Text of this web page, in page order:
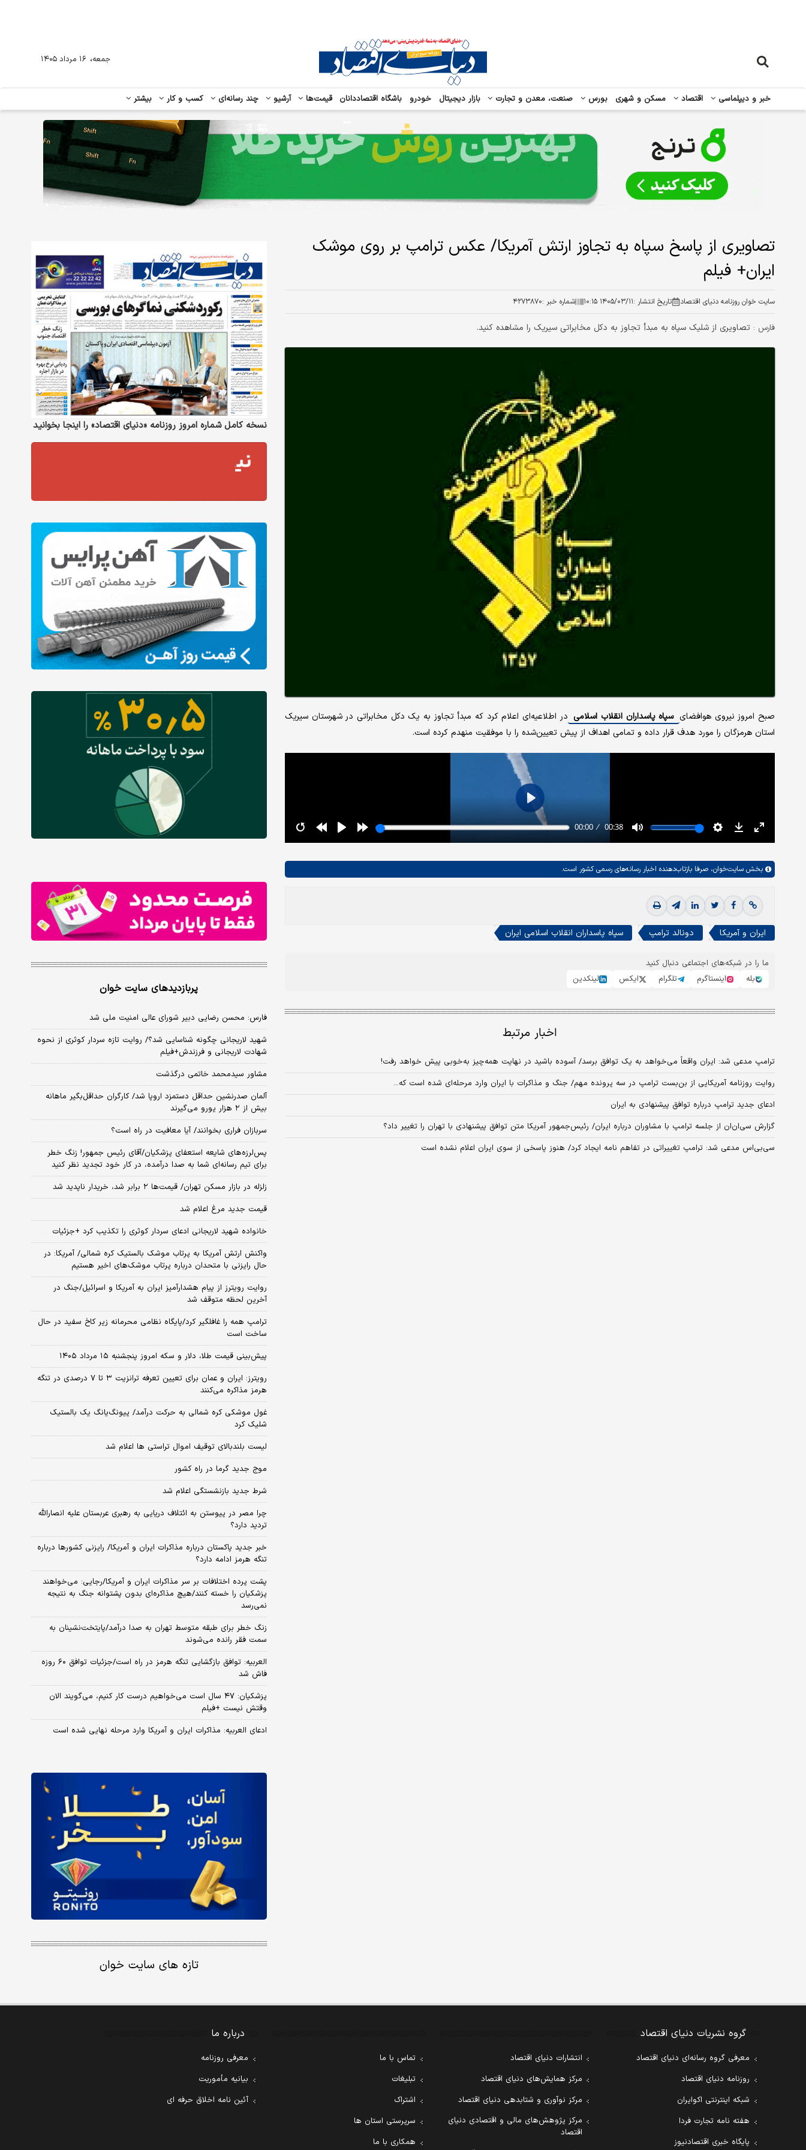
خبر و دیپلماسی اقتصاد مسکن و شهری بورس صنعت، معدن و تجارت بازار دیجیتال خودرو باشگاه اقتصاددانان قیمت‌ها آرشیو چند رسانه‌ای کسب و کار بیشتر
جمعه، ۱۶ مرداد ۱۴۰۵
تصاویری از پاسخ سپاه به تجاوز ارتش آمریکا/ عکس ترامپ بر روی موشک
ایران+ فیلم
سایت خوان روزنامه دنیای اقتصاد تاریخ انتشار :۱۴۰۵/۰۳/۱۱ ۱۰:۱۵ شماره خبر :۴۲۷۳۸۷۰
فارس : تصاویری از شلیک سپاه به مبدأ تجاوز به دکل مخابراتی سیریک را مشاهده کنید.
صبح امروز نیروی هوافضای سپاه پاسداران انقلاب اسلامی در اطلاعیه‌ای اعلام کرد که مبدأ تجاوز به یک دکل مخابراتی در شهرستان سیریک
استان هرمزگان را مورد هدف قرار داده و تمامی اهداف از پیش تعیین‌شده را با موفقیت منهدم کرده است.
بخش سایت‌خوان، صرفا بازتاب‌دهنده اخبار رسانه‌های رسمی کشور است.
ایران و آمریکا دونالد ترامپ سپاه پاسداران انقلاب اسلامی ایران
ما را در شبکه‌های اجتماعی دنبال کنید
بله
اینستاگرم تلگرام ایکس لینکدین
اخبار مرتبط
ترامپ مدعی شد: ایران واقعاً می‌خواهد به یک توافق برسد/ آسوده باشید در نهایت همه‌چیز به‌خوبی پیش خواهد رفت!
روایت روزنامه آمریکایی از بن‌بست ترامپ در سه پرونده مهم/ جنگ و مذاکرات با ایران وارد مرحله‌ای شده است که...
ادعای جدید ترامپ درباره توافق پیشنهادی به ایران
گزارش سی‌ان‌ان از جلسه ترامپ با مشاوران درباره ایران/ رئیس‌جمهور آمریکا متن توافق پیشنهادی با تهران را تغییر داد؟
سی‌بی‌اس مدعی شد: ترامپ تغییراتی در تفاهم‌ نامه ایجاد کرد/ هنوز پاسخی از سوی ایران اعلام نشده است
نسخه کامل شماره امروز روزنامه «دنیای‌ اقتصاد» را اینجا بخوانید
پربازدیدهای سایت خوان
فارس: محسن رضایی دبیر شورای عالی امنیت ملی شد
شهید لاریجانی چگونه شناسایی شد؟/ روایت تازه سردار کوثری از نحوه
شهادت لاریجانی و فرزندش+فیلم
مشاور سیدمحمد خاتمی درگذشت
آلمان صدرنشین حداقل دستمزد اروپا شد/ کارگران حداقل‌بگیر ماهانه
بیش از ۲ هزار یورو می‌گیرند
سربازان فراری بخوانند/ آیا معافیت در راه است؟
پس‌لرزه‌های شایعه استعفای پزشکیان/آقای رئیس جمهور! زنگ خطر
برای تیم رسانه‌ای شما به صدا درآمده، در کار خود تجدید نظر کنید
زلزله در بازار مسکن تهران/ قیمت‌ها ۲ برابر شد، خریدار ناپدید شد
قیمت جدید مرغ اعلام شد
خانواده شهید لاریجانی ادعای سردار کوثری را تکذیب کرد +جزئیات
واکنش ارتش آمریکا به پرتاب موشک بالستیک کره شمالی/ آمریکا: در
حال رایزنی با متحدان درباره پرتاب موشک‌های اخیر هستیم
روایت رویترز از پیام هشدارآمیز ایران به آمریکا و اسرائیل/جنگ در
آخرین لحظه متوقف شد
ترامپ همه را غافلگیر کرد/پایگاه نظامی محرمانه زیر کاخ سفید در حال
ساخت است
پیش‌بینی قیمت طلا، دلار و سکه امروز پنجشنبه ۱۵ مرداد ۱۴۰۵
رویترز: ایران و عمان برای تعیین تعرفه ترانزیت ۳ تا ۷ درصدی در تنگه
هرمز مذاکره می‌کنند
غول موشکی کره شمالی به حرکت درآمد/ پیونگ‌یانگ یک بالستیک
شلیک کرد
لیست بلندبالای توقیف اموال تراستی ها اعلام شد
موج جدید گرما در راه کشور
شرط جدید بازنشستگی اعلام شد
چرا مصر در پیوستن به ائتلاف دریایی به رهبری عربستان علیه انصارالله
تردید دارد؟
خبر جدید پاکستان درباره مذاکرات ایران و آمریکا/ رایزنی کشورها درباره
تنگه هرمز ادامه دارد؟
پشت پرده اختلافات بر سر مذاکرات ایران و آمریکا/رجایی: می‌خواهند
پزشکیان را خسته کنند/هیچ مذاکره‌ای بدون پشتوانه جنگ به نتیجه
نمی‌رسد
زنگ خطر برای طبقه متوسط تهران به صدا درآمد/پایتخت‌نشینان به
سمت فقر رانده می‌شوند
العربیه: توافق بازگشایی تنگه هرمز در راه است/جزئیات توافق ۶۰ روزه
فاش شد
پزشکیان: ۴۷ سال است می‌خواهیم درست کار کنیم، می‌گویند الان
وقتش نیست +فیلم
ادعای العربیه: مذاکرات ایران و آمریکا وارد مرحله نهایی شده است
تازه های سایت خوان
گروه نشریات دنیای اقتصاد
معرفی گروه رسانه‌ای دنیای اقتصاد
روزنامه دنیای اقتصاد
شبکه اینترنتی اکوایران
هفته نامه تجارت فردا
پایگاه خبری اقتصادنیوز
انتشارات دنیای اقتصاد
مرکز همایش‌های دنیای اقتصاد
مرکز نوآوری و شتابدهی دنیای اقتصاد
مرکز پژوهش‌های مالی و اقتصادی دنیای
اقتصاد
تماس با ما
تبلیغات
اشتراک
سرپرستی استان ها
همکاری با ما
درباره ما
معرفی روزنامه
بیانیه مأموریت
آئین نامه اخلاق حرفه ای